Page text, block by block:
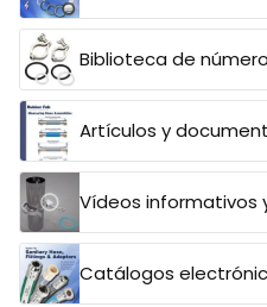
Biblioteca de
Artículos y
Vídeos informativos
Catálogos